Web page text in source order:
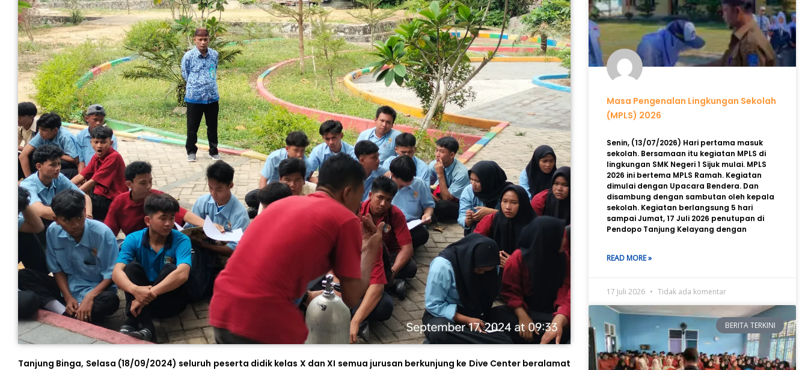
Tanjung Binga, Selasa (18/09/2024) seluruh peserta didik kelas X dan XI semua jurusan berkunjung ke Dive Center beralamat
Masa Pengenalan Lingkungan Sekolah
(MPLS) 2026
Senin, (13/07/2026) Hari pertama masuk
sekolah. Bersamaan itu kegiatan MPLS di
lingkungan SMK Negeri 1 Sijuk mulai. MPLS
2026 ini bertema MPLS Ramah. Kegiatan
dimulai dengan Upacara Bendera. Dan
disambung dengan sambutan oleh kepala
sekolah. Kegiatan berlangsung 5 hari
sampai Jumat, 17 Juli 2026 penutupan di
Pendopo Tanjung Kelayang dengan
READ MORE »
17 Juli 2026 Tidak ada komentar
BERITA TERKINI